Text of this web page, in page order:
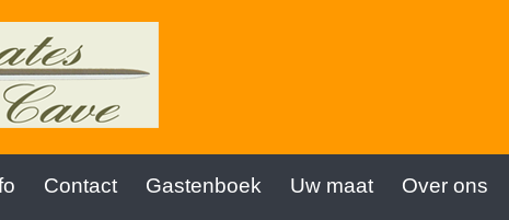
Contact Gastenboek Uw maat Over ons